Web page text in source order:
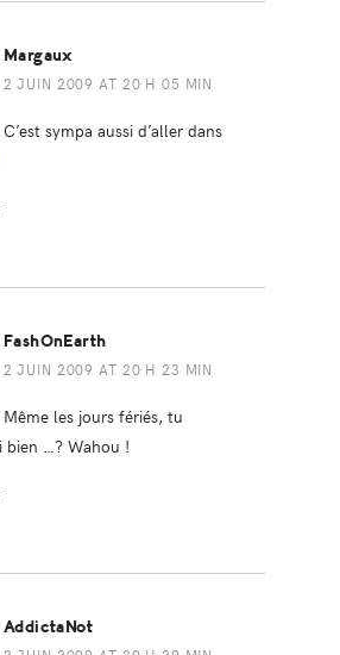
Margaux
2 JUIN 2009 AT 20 H 05 MIN
C’est sympa aussi d’aller dans
FashOnEarth
2 JUIN 2009 AT 20 H 23 MIN
Même les jours fériés, tu
bien …? Wahou !
AddictaNot